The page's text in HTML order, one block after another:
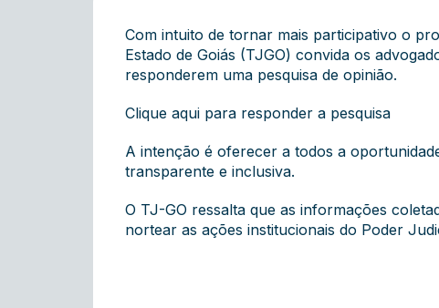
Com intuito de tornar mais participativo o
Estado de Goiás (TJGO) convida os
responderem uma pesquisa de opinião.
Clique aqui para responder a pesquisa
A intenção é oferecer a todos a
transparente e inclusiva.
O TJ-GO ressalta que as informações
nortear as ações institucionais do Poder